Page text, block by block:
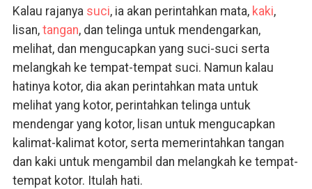
Kalau rajanya suci, ia akan perintahkan mata, kaki,
lisan, tangan, dan telinga untuk mendengarkan,
melihat, dan mengucapkan yang suci-suci serta
melangkah ke tempat-tempat suci. Namun kalau
hatinya kotor, dia akan perintahkan mata untuk
melihat yang kotor, perintahkan telinga untuk
mendengar yang kotor, lisan untuk mengucapkan
kalimat-kalimat kotor, serta memerintahkan tangan
dan kaki untuk mengambil dan melangkah ke tempat-
tempat kotor. Itulah hati.